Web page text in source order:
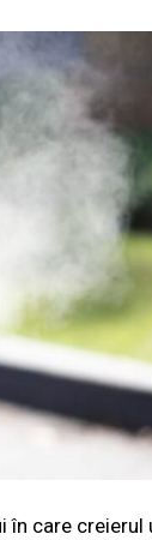
în care creierul